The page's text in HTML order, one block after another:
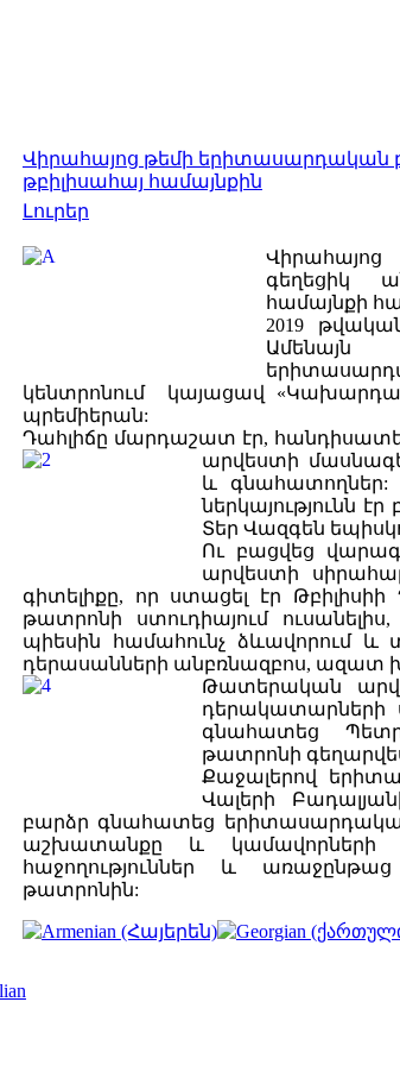
Վիրահայոց թեմի երիտասարդական
թբիլիսահայ համայնքին
Լուրեր
գեղեցիկ
համայնքի
2019
Ամենայն
կենտրոնում կայացավ
պրեմիերան:
Դահլիճը մարդաշատ էր,
արվեստի
և գնահատողներ:
ներկայությունն
Տեր Վազգեն
Ու բացվեց
արվեստի
գիտելիքը, որ ստացել էր
թատրոնի ստուդիայում ուսանելիս,
պիեսին համահունչ ձևավորում
դերասանների անբռնազբոս, ազատ
Թատերական
դերակատարների
գնահատեց
թատրոնի
Քաջալերով
Վալերի
բարձր գնահատեց
աշխատանքը և կամավորների
հաջողություններ և
թատրոնին: